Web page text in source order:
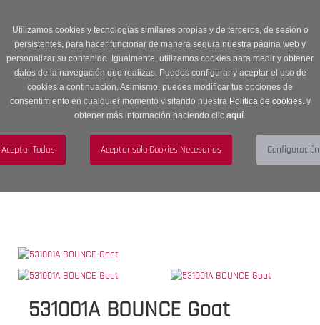
Utilizamos cookies y tecnologías similares propias y de terceros, de sesión o
persistentes, para hacer funcionar de manera segura nuestra página web y
personalizar su contenido. Igualmente, utilizamos cookies para medir y obtener
datos de la navegación que realizas. Puedes configurar y aceptar el uso de
cookies a continuación. Asimismo, puedes modificar tus opciones de
consentimiento en cualquier momento visitando nuestra Política de cookies.y
obtener más información haciendo clic aquí.
descuento en Sección OUTLET con código OUTLET20
navigation
Menú
531001A BOUNCE Goat